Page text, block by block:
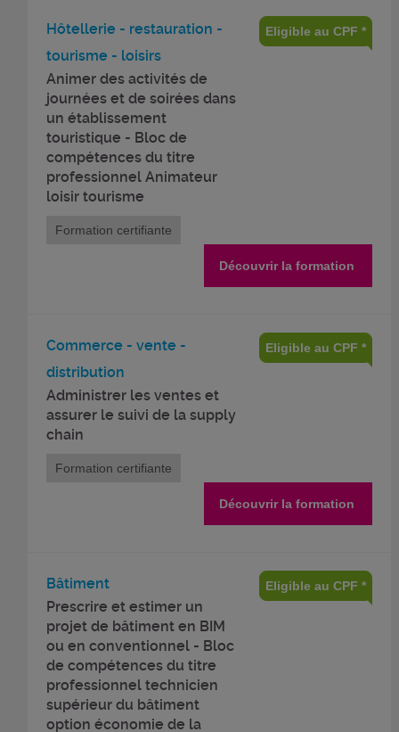
Hôtellerie - restauration -
tourisme - loisirs
Animer des activités de
journées et de soirées dans
un établissement
touristique - Bloc de
compétences du titre
professionnel Animateur
loisir tourisme
Eligible au CPF *
Formation certifiante
Découvrir la formation
Commerce - vente -
distribution
Administrer les ventes et
assurer le suivi de la supply
chain
Eligible au CPF *
Formation certifiante
Découvrir la formation
Bâtiment
Prescrire et estimer un
projet de bâtiment en BIM
ou en conventionnel - Bloc
de compétences du titre
professionnel technicien
supérieur du bâtiment
option économie de la
Eligible au CPF *